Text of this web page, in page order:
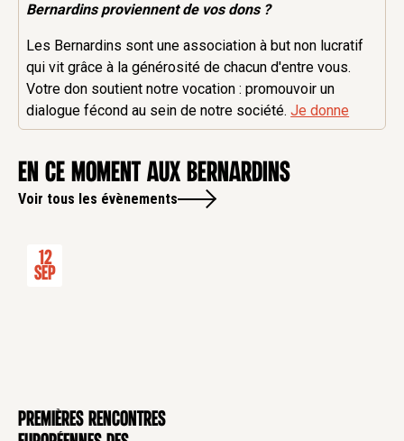
Bernardins proviennent de vos dons ?
Les Bernardins sont une association à but non lucratif
qui vit grâce à la générosité de chacun d'entre vous.
Votre don soutient notre vocation : promouvoir un
dialogue fécond au sein de notre société.Je donne
en ce moment aux Bernardins
Voir tous les évènements
CONFÉRENCE
12
Sep
Premières rencontres